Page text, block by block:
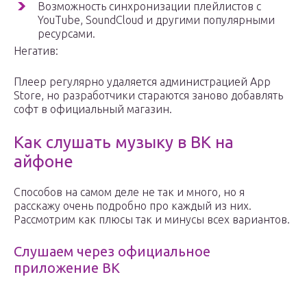
Возможность синхронизации плейлистов с
YouTube, SoundCloud и другими популярными
ресурсами.
Негатив:
Плеер регулярно удаляется администрацией App
Store, но разработчики стараются заново добавлять
софт в официальный магазин.
Как слушать музыку в ВК на
айфоне
Способов на самом деле не так и много, но я
расскажу очень подробно про каждый из них.
Рассмотрим как плюсы так и минусы всех вариантов.
Слушаем через официальное
приложение ВК